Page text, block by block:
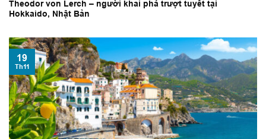
Theodor von Lerch – người khai phá trượt tuyết tại
Hokkaido, Nhật Bản
19
Th11